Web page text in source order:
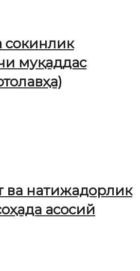
сокинлик
муқаддас
ва натижадорлик
асосий